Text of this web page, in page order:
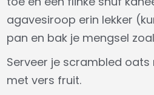
agavesiroop erin lekker
pan en bak je mengsel
Serveer je scrambled
met vers fruit.